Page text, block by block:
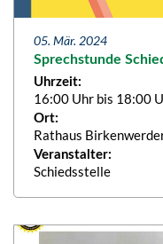
05. Mär. 2024
Sprechstunde
Uhrzeit:
16:00 Uhr bis 18:00
Ort:
Rathaus
Veranstalter:
Schiedsstelle